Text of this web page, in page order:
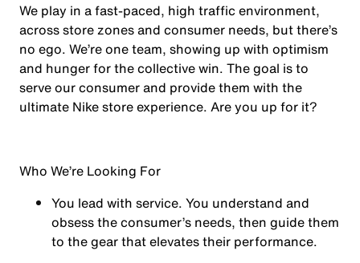
We play in a fast-paced, high traffic environment,
across store zones and consumer needs, but there’s
no ego. We’re one team, showing up with optimism
and hunger for the collective win. The goal is to
serve our consumer and provide them with the
ultimate Nike store experience. Are you up for it?
Who We’re Looking For
You lead with service. You understand and
obsess the consumer’s needs, then guide them
to the gear that elevates their performance.